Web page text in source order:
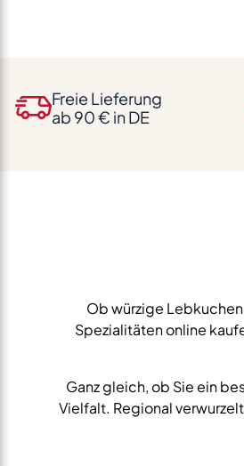
Freie Lieferung
ab 90 € in DE
Ob würzige
Spezialitäten online
Ganz gleich, ob Sie ein
Vielfalt. Regional